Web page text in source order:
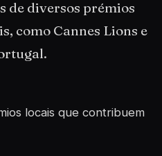
de diversos prémios
como Cannes Lions e
locais que contribuem